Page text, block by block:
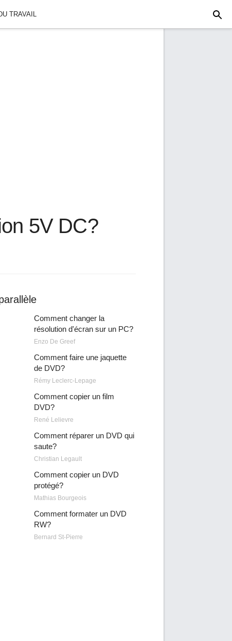
TRAVAIL
5V DC?
Comment changer la
résolution d'écran sur un PC?
Enzo De Greef
Comment faire une jaquette
de DVD?
Rémy Leclerc-Lepage
Comment copier un film
DVD?
René Lelievre
Comment réparer un DVD qui
saute?
Christian Legault
Comment copier un DVD
protégé?
Mathias Bourgeois
Comment formater un DVD
RW?
Bernard St-Pierre